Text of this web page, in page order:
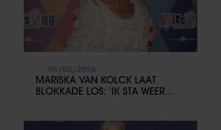
MARISKA VAN KOLCK LAAT
BLOKKADE LOS: ‘IK STA WEER